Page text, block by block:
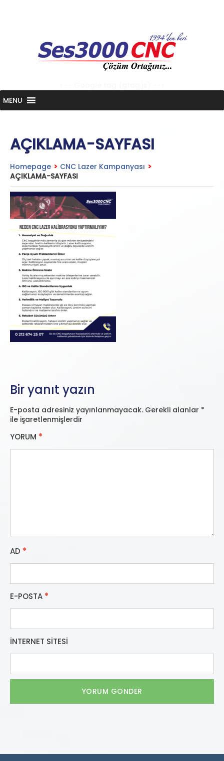
content
MENU
AÇIKLAMA-SAYFASI
Homepage > CNC Lazer Kampanyası >
AÇIKLAMA-SAYFASI
Bir yanıt yazın
E-posta adresiniz yayınlanmayacak. Gerekli alanlar *
ile işaretlenmişlerdir
YORUM *
AD *
E-POSTA *
İNTERNET SITESI